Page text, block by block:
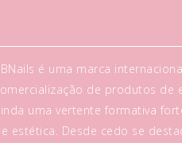
é uma marca
de produtos de
uma vertente formativa
estética. Desde cedo se